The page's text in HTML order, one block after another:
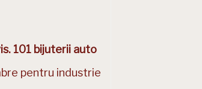
101 bijuterii auto
pentru industrie